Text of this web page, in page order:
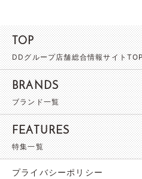
TOP
DDグループ店舗総合情報サイト
BRANDS
ブランド一覧
FEATURES
特集一覧
プライバシーポリシー